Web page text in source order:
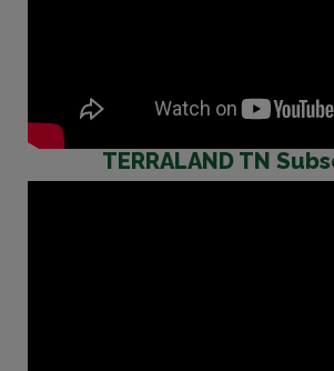
TERRALAND TN